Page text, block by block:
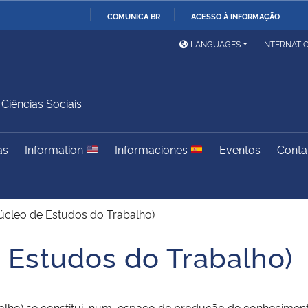
COMUNICA BR ACESSO À INFORMAÇÃO
Ministério da Defesa
Ministério das Relações
ExterioresLANGUAGES
Sociais
Information Informaciones Eventos
de Estudos do Trabalho)
do Trabalho)